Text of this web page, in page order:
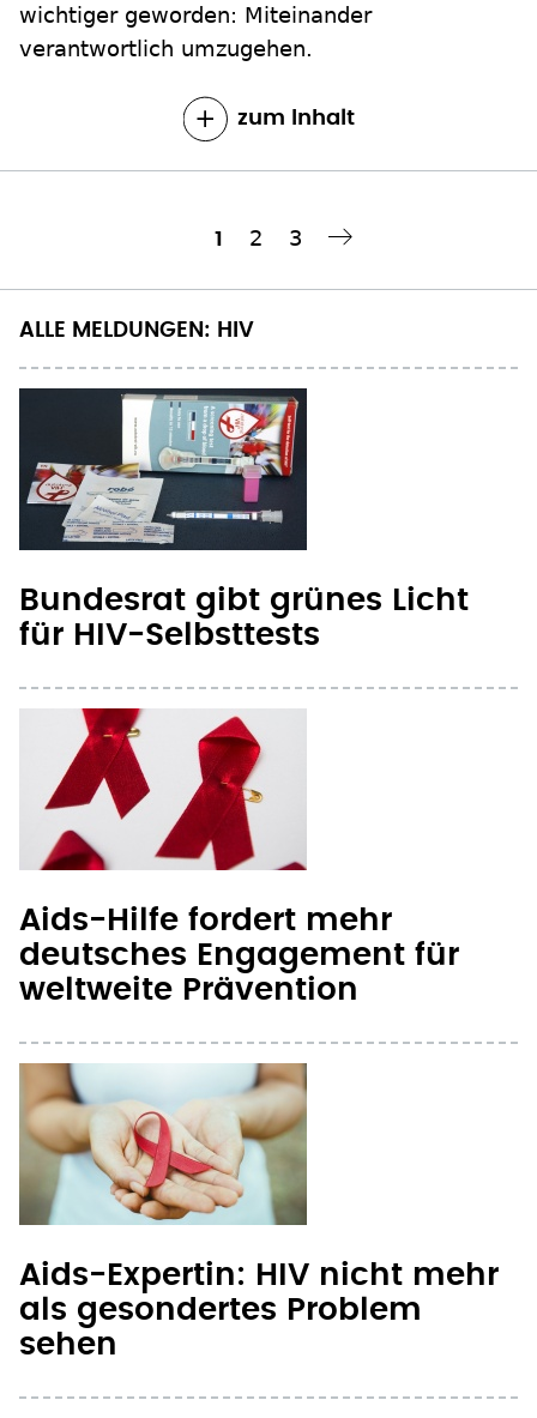
wichtiger geworden: Miteinander
verantwortlich umzugehen.
zum Inhalt
Aktuelle
1 Seite
2 Seite
3
››
ALLE MELDUNGEN: HIV
Bundesrat gibt grünes Licht
für HIV-Selbsttests
Aids-Hilfe fordert mehr
deutsches Engagement für
weltweite Prävention
Aids-Expertin: HIV nicht mehr
als gesondertes Problem
sehen